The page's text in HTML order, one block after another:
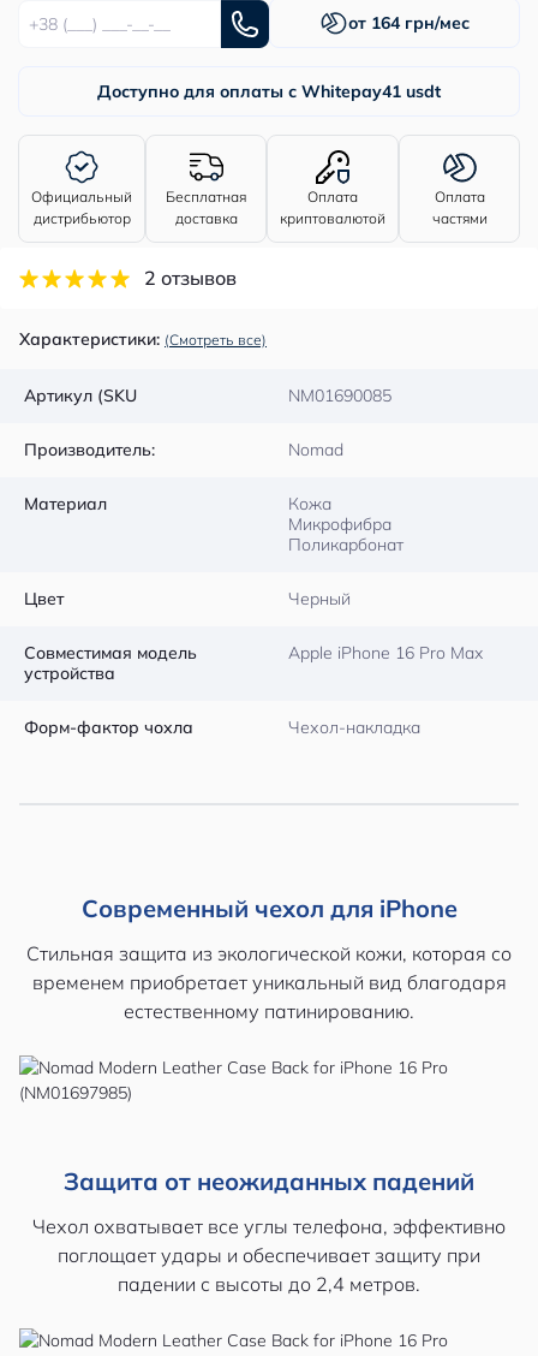
от 164 грн/мес
Доступно для оплаты с Whitepay41 usdt
Официальный
дистрибьютор
Бесплатная
доставка
Оплата
криптовалютой
Оплата
частями
2 отзывов
Характеристики: (Смотреть все)
Артикул (SKU NM01690085
Производитель: Nomad
Материал
Кожа
Микрофибра
Поликарбонат
Цвет Черный
Совместимая модель
устройства
Apple iPhone 16 Pro Max
Форм-фактор чохла Чехол-накладка
Современный чехол для iPhone
Стильная защита из экологической кожи, которая со
временем приобретает уникальный вид благодаря
естественному патинированию.
Защита от неожиданных падений
Чехол охватывает все углы телефона, эффективно
поглощает удары и обеспечивает защиту при
падении с высоты до 2,4 метров.